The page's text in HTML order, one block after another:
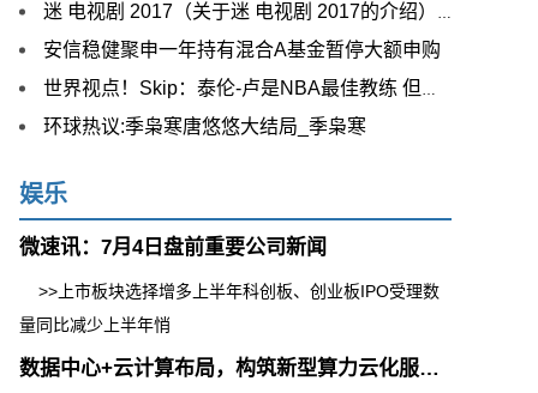
迷 电视剧 2017（关于迷 电视剧 2017的介绍） 动态
安信稳健聚申一年持有混合A基金暂停大额申购
世界视点！Skip：泰伦-卢是NBA最佳教练 但他新赛季仍无法带威少赢球
环球热议:季枭寒唐悠悠大结局_季枭寒
娱乐
微速讯：7月4日盘前重要公司新闻
>>上市板块选择增多上半年科创板、创业板IPO受理数
量同比减少上半年悄
数据中心+云计算布局，构筑新型算力云化服务 全球速读